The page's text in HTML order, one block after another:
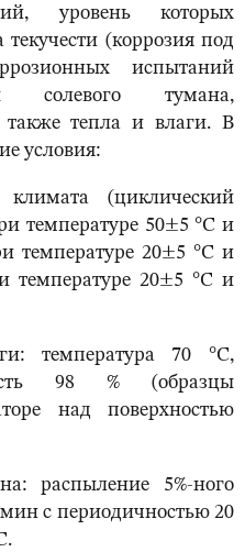
уровень которых
текучести (коррозия под
испытаний
солевого тумана,
также тепла и влаги. В
условия:
(циклический
температуре 50±5 °С и
температуре 20±5 °С и
температуре 20±5 °С и
температура 70 °С,
98 % (образцы
над поверхностью
распыление 5%-ного
мин с периодичностью 20